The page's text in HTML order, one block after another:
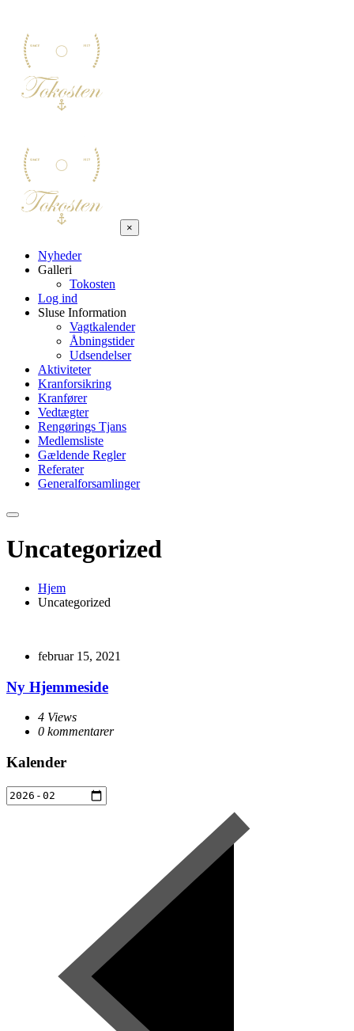
×
Nyheder
Galleri
Tokosten
Log ind
Sluse Information
Vagtkalender
Åbningstider
Udsendelser
Aktiviteter
Kranforsikring
Kranfører
Vedtægter
Rengørings Tjans
Medlemsliste
Gældende Regler
Referater
Generalforsamlinger
Uncategorized
Hjem
Uncategorized
februar 15, 2021
Ny Hjemmeside
4 Views
0 kommentarer
Kalender